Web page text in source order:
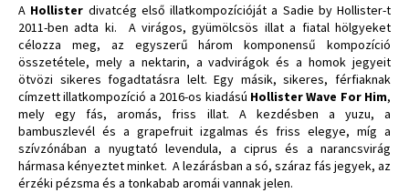
A Hollister divatcég első illatkompozícióját a Sadie by Hollister-t
2011-ben adta ki. A virágos, gyümölcsös illat a fiatal hölgyeket
célozza meg, az egyszerű három komponensű kompozíció
összetétele, mely a nektarin, a vadvirágok és a homok jegyeit
ötvözi sikeres fogadtatásra lelt. Egy másik, sikeres, férfiaknak
címzett illatkompozíció a 2016-os kiadású Hollister Wave For Him,
mely egy fás, aromás, friss illat. A kezdésben a yuzu, a
bambuszlevél és a grapefruit izgalmas és friss elegye, míg a
szívzónában a nyugtató levendula, a ciprus és a narancsvirág
hármasa kényeztet minket. A lezárásban a só, száraz fás jegyek, az
érzéki pézsma és a tonkabab aromái vannak jelen.